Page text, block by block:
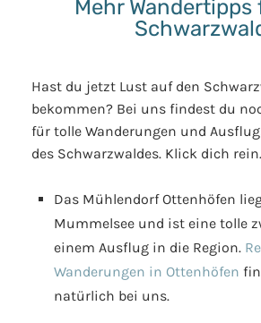
Mehr Wandertipps
Hast du jetzt Lust auf den
bekommen? Bei uns findest du
für tolle Wanderungen und
des Schwarzwaldes. Klick dich rein.
Das Mühlendorf Ottenhöfen
Mummelsee und ist eine tolle
einem Ausflug in die Region.
Wanderungen in Ottenhöfen
natürlich bei uns.